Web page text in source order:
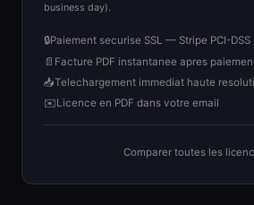
business day).
🔒Paiement securise SSL — Stripe PCI-DSS
📄 Facture PDF instantanee apres
📥Telechargement immediat haute
✉️Licence en PDF dans votre email
Comparer toutes les